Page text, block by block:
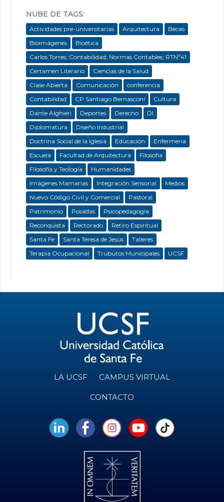
NUBE DE TAGS:
Actividades pre-universitarias Arquitectura
Becas
Bioimágenes
Bioética
Carlos Torres; Contabilidad; Normas Contables; RTNº41
Certamen Literario
Ciencias de la Salud
Clase Abierta
Comunicación
conferencia
Contabilidad
CP Santiago Bernasconi
Cultura
Dante Alghieri
Deportes Derecho
DI
Diplomatura
Diseño Industrial
Doctrina Social de la Iglesia
Educación
Enfermeria
Escuela
Facultad de Arquitectura
Filosofía
Filosofía y Teología
Humanidades
Imágenes Mamarias
Integración Sensorial
Medios
Nuevo Código Civil y Comercial
Pastoral
Patrimonio
Posadas
Psicopedagogía
Reconquista
Rectorado
Retiro Espiritual
Santa Fe
Santa Teresa de Jesús
Talleres
Terapia Ocupacional
Trubutos Municipales UCSF
LA UCSF CAMPUS VIRTUAL
CONTACTO